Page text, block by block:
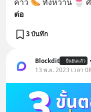
ต่อ
3 บันทึก
Blockdit ยืนยันแล้ว •
13 พ.ย. 2023 เวลา